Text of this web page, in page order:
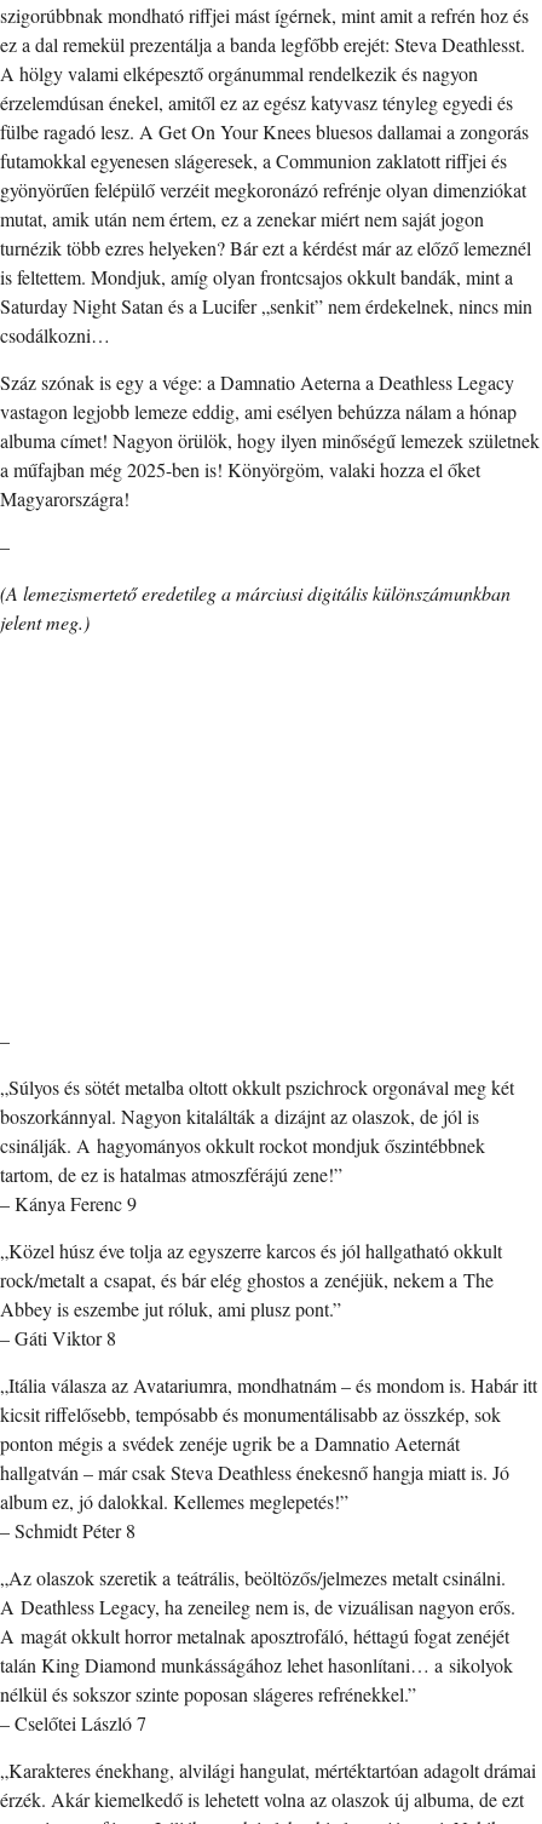
szigorúbbnak mondható riffjei mást ígérnek, mint amit a refrén hoz és
ez a dal remekül prezentálja a banda legfőbb erejét: Steva Deathlesst.
A hölgy valami elképesztő orgánummal rendelkezik és nagyon
érzelemdúsan énekel, amitől ez az egész katyvasz tényleg egyedi és
fülbe ragadó lesz. A Get On Your Knees bluesos dallamai a zongorás
futamokkal egyenesen slágeresek, a Communion zaklatott riffjei és
gyönyörűen felépülő verzéit megkoronázó refrénje olyan dimenziókat
mutat, amik után nem értem, ez a zenekar miért nem saját jogon
turnézik több ezres helyeken? Bár ezt a kérdést már az előző lemeznél
is feltettem. Mondjuk, amíg olyan frontcsajos okkult bandák, mint a
Saturday Night Satan és a Lucifer „senkit” nem érdekelnek, nincs min
csodálkozni…
Száz szónak is egy a vége: a Damnatio Aeterna a Deathless Legacy
vastagon legjobb lemeze eddig, ami esélyen behúzza nálam a hónap
albuma címet! Nagyon örülök, hogy ilyen minőségű lemezek születnek
a műfajban még 2025-ben is! Könyörgöm, valaki hozza el őket
Magyarországra!
–
(A lemezismertető eredetileg a márciusi digitális különszámunkban
jelent meg.)
–
„Súlyos és sötét metalba oltott okkult pszichrock orgonával meg két
boszorkánnyal. Nagyon kitalálták a dizájnt az olaszok, de jól is
csinálják. A hagyományos okkult rockot mondjuk őszintébbnek
tartom, de ez is hatalmas atmoszférájú zene!”
– Kánya Ferenc 9
„Közel húsz éve tolja az egyszerre karcos és jól hallgatható okkult
rock/metalt a csapat, és bár elég ghostos a zenéjük, nekem a The
Abbey is eszembe jut róluk, ami plusz pont.”
– Gáti Viktor 8
„Itália válasza az Avatariumra, mondhatnám – és mondom is. Habár itt
kicsit riffelősebb, tempósabb és monumentálisabb az összkép, sok
ponton mégis a svédek zenéje ugrik be a Damnatio Aeternát
hallgatván – már csak Steva Deathless énekesnő hangja miatt is. Jó
album ez, jó dalokkal. Kellemes meglepetés!”
– Schmidt Péter 8
„Az olaszok szeretik a teátrális, beöltözős/jelmezes metalt csinálni.
A Deathless Legacy, ha zeneileg nem is, de vizuálisan nagyon erős.
A magát okkult horror metalnak aposztrofáló, héttagú fogat zenéjét
talán King Diamond munkásságához lehet hasonlítani… a sikolyok
nélkül és sokszor szinte poposan slágeres refrénekkel.”
– Cselőtei László 7
„Karakteres énekhang, alvilági hangulat, mértéktartóan adagolt drámai
érzék. Akár kiemelkedő is lehetett volna az olaszok új albuma, de ezt